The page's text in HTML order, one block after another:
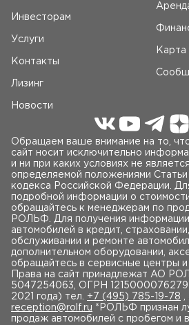
Инвесторам
Услуги
Контакты
Лизинг
Новости
Карта
Обращаем ваше внимание на то,
сайт носит исключительно
и ни при каких условиях не
определяемой положениями
кодекса Российской Федерации.
подробной информации о
обращайтесь к менеджерам по
РОЛЬФ. Для получения
автомобилей в кредит,
обслуживании и ремонте
дополнительном оборудовании,
обращайтесь в сервисные центры
Права на сайт принадлежат AO
5047254063, ОГРН
2021 года) тел. +7 (495) 785-19-78 ,
reception@rolf.ru *РОЛЬФ признан
продаж автомобилей с пробегом и